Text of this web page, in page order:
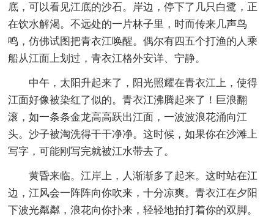
底，可以看见江底的沙石。岸边，停下了几只白鹭，正
在饮水解渴。不远处的一片林子里，时而传来几声鸟
鸣，仿佛试图把青衣江唤醒。偶尔有四五个打渔的人乘
船从江面上划过，青衣江格外安详、宁静。
中午，太阳升起来了，阳光照耀在青衣江上，使得
江面好像被染红了似的。青衣江沸腾起来了！巨浪翻
滚，如一条条金龙高高跃出江面，一波波浪花涌向江
头。沙子被淘洗得干干净净。这时候，如果你在沙滩上
写字，可能刚写完就被江水带去了。
黄昏来临。江岸上，人渐渐多了起来。这时站在江
边，江风会一阵阵向你吹来，十分凉爽。青衣江在夕阳
下波光粼粼，浪花向你扑来，轻轻地拍打着你的双脚。